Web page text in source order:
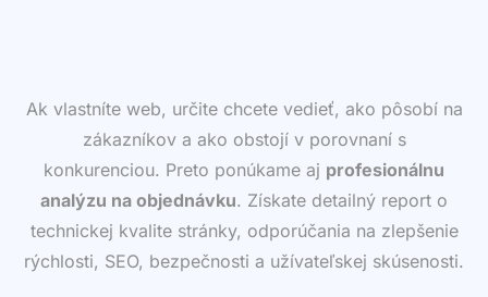
Ak vlastníte web, určite chcete vedieť, ako pôsobí na
zákazníkov a ako obstojí v porovnaní s
konkurenciou. Preto ponúkame aj profesionálnu
analýzu na objednávku. Získate detailný report o
technickej kvalite stránky, odporúčania na zlepšenie
rýchlosti, SEO, bezpečnosti a užívateľskej skúsenosti.